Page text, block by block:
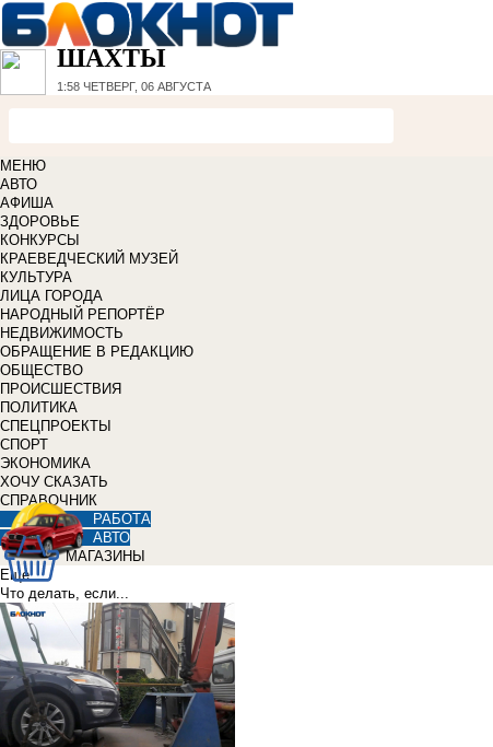
ШАХТЫ
1:58 ЧЕТВЕРГ, 06 АВГУСТА
МЕНЮ
АВТО
АФИША
ЗДОРОВЬЕ
КОНКУРСЫ
КРАЕВЕДЧЕСКИЙ МУЗЕЙ
КУЛЬТУРА
ЛИЦА ГОРОДА
НАРОДНЫЙ РЕПОРТЁР
НЕДВИЖИМОСТЬ
ОБРАЩЕНИЕ В РЕДАКЦИЮ
ОБЩЕСТВО
ПРОИСШЕСТВИЯ
ПОЛИТИКА
СПЕЦПРОЕКТЫ
СПОРТ
ЭКОНОМИКА
ХОЧУ СКАЗАТЬ
СПРАВОЧНИК
РАБОТА
АВТО
МАГАЗИНЫ
Еще
Что делать, если...